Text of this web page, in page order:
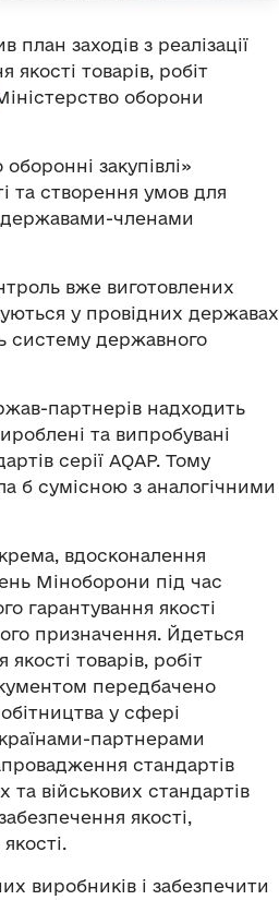
план заходів з реалізації
товарів, робіт
оборони
закупівлі»
та створення умов для
державами-членами
вже виготовлених
у провідних державах
систему державного
партнерів надходить
та випробувані
серії AQAP. Тому
б сумісною з аналогічними
вдосконалення
Міноборони під час
гарантування якості
призначення. Йдеться
товарів, робіт
передбачено
у сфері
партнерами
стандартів
та військових стандартів
якості,
виробників і забезпечити